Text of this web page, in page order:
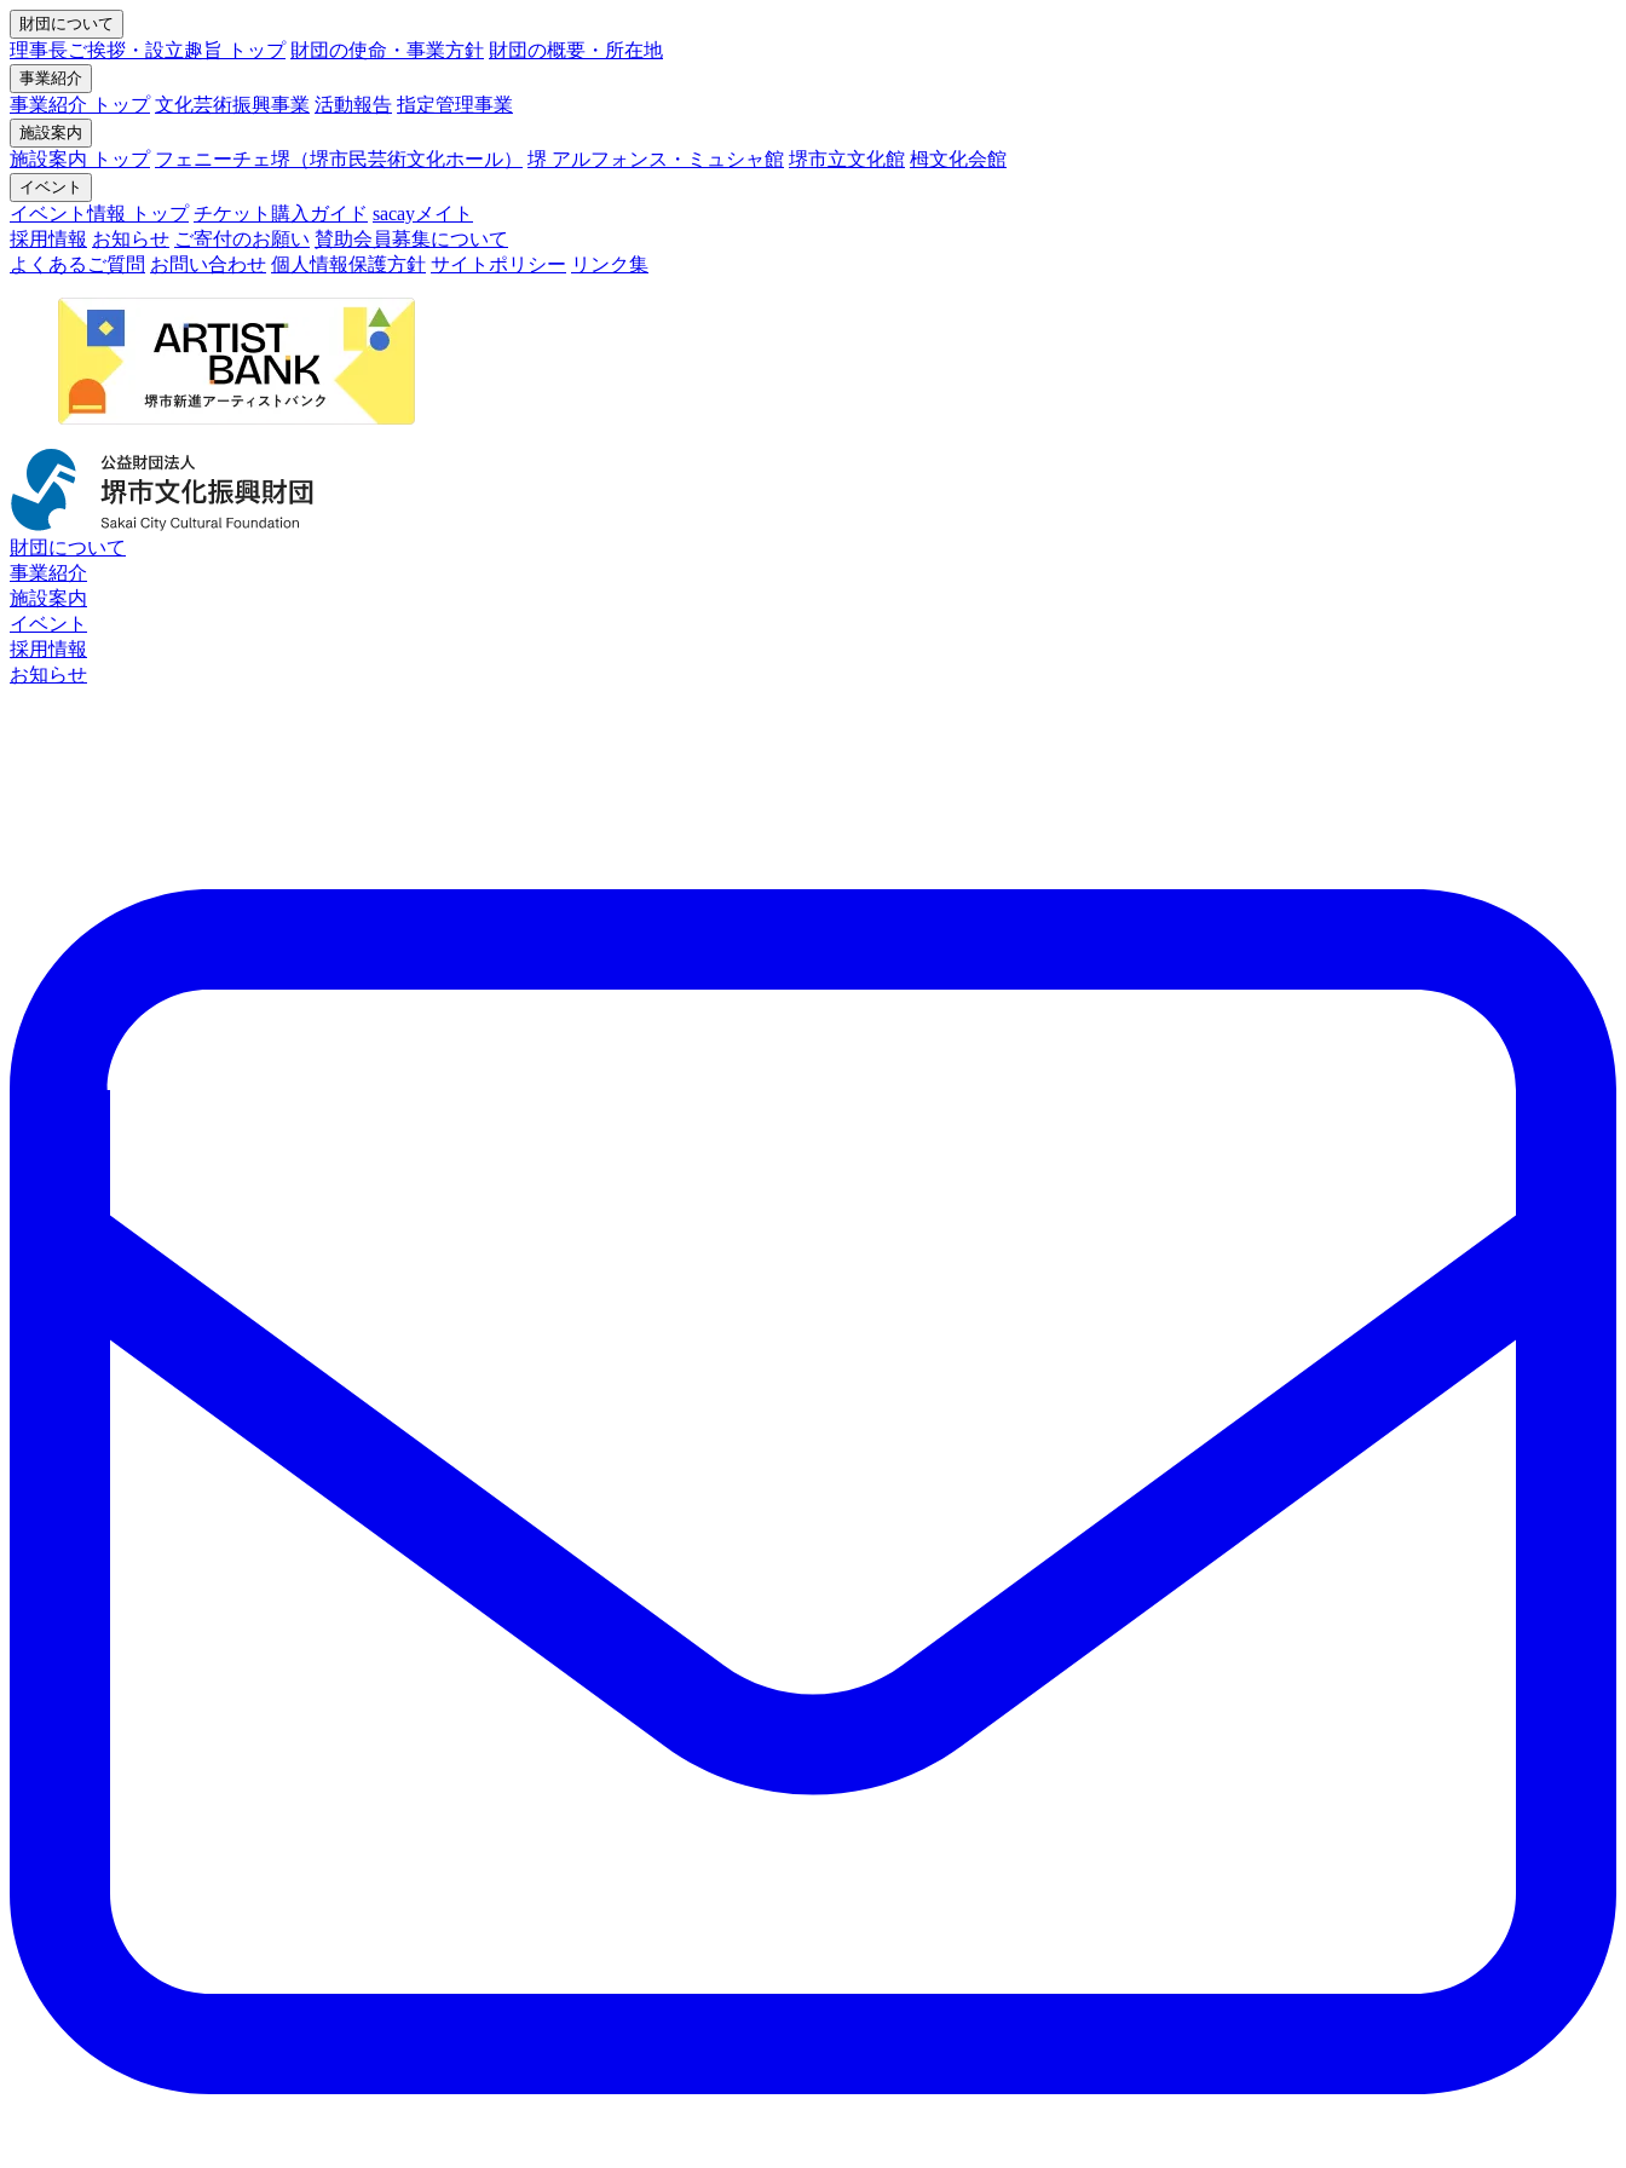
財団について
理事長ご挨拶・設立趣旨 トップ 財団の使命・事業方針 財団の概要・所在地
事業紹介
事業紹介 トップ 文化芸術振興事業 活動報告 指定管理事業
施設案内
施設案内 トップ フェニーチェ堺（堺市民芸術文化ホール） 堺 アルフォンス・ミュシャ館 堺市立文化館 栂文化会館
イベント
イベント情報 トップ チケット購入ガイド sacayメイト
採用情報 お知らせ ご寄付のお願い 賛助会員募集について
よくあるご質問 お問い合わせ 個人情報保護方針 サイトポリシー リンク集
財団について
事業紹介
施設案内
イベント
採用情報
お知らせ